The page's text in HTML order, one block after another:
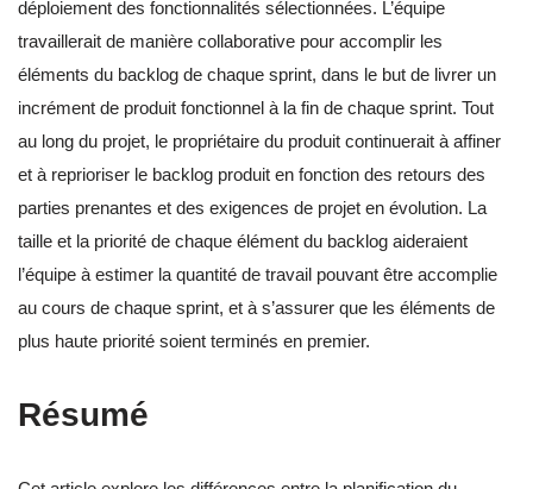
déploiement des fonctionnalités sélectionnées. L’équipe
travaillerait de manière collaborative pour accomplir les
éléments du backlog de chaque sprint, dans le but de livrer un
incrément de produit fonctionnel à la fin de chaque sprint. Tout
au long du projet, le propriétaire du produit continuerait à affiner
et à reprioriser le backlog produit en fonction des retours des
parties prenantes et des exigences de projet en évolution. La
taille et la priorité de chaque élément du backlog aideraient
l’équipe à estimer la quantité de travail pouvant être accomplie
au cours de chaque sprint, et à s’assurer que les éléments de
plus haute priorité soient terminés en premier.
Résumé